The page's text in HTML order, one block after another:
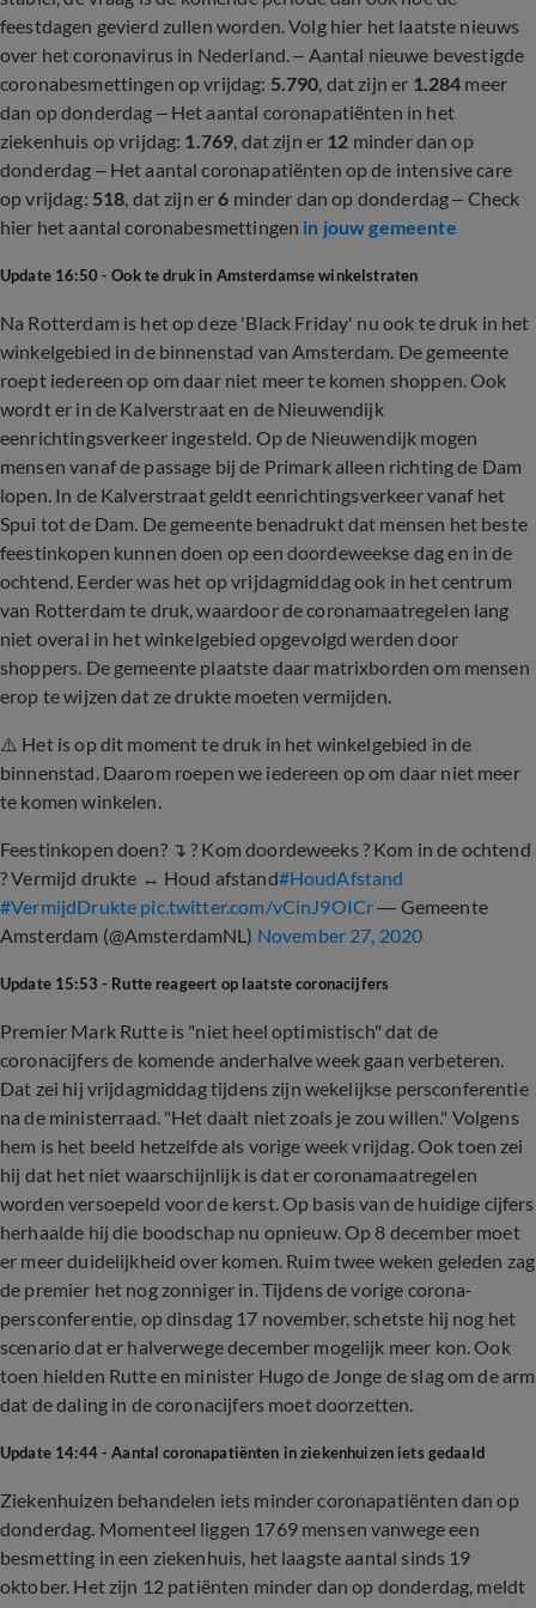
feestdagen gevierd zullen worden. Volg hier het laatste nieuws
over het coronavirus in Nederland. – Aantal nieuwe bevestigde
coronabesmettingen op vrijdag: 5.790, dat zijn er 1.284 meer
dan op donderdag – Het aantal coronapatiënten in het
ziekenhuis op vrijdag: 1.769, dat zijn er 12 minder dan op
donderdag – Het aantal coronapatiënten op de intensive care
op vrijdag: 518, dat zijn er6 minder dan op donderdag – Check
hier het aantal coronabesmettingen in jouw gemeente
Update 16:50 - Ook te druk in Amsterdamse winkelstraten
Na Rotterdam is het op deze 'Black Friday' nu ook te druk in het
winkelgebied in de binnenstad van Amsterdam. De gemeente
roept iedereen op om daar niet meer te komen shoppen. Ook
wordt er in de Kalverstraat en de Nieuwendijk
eenrichtingsverkeer ingesteld. Op de Nieuwendijk mogen
mensen vanaf de passage bij de Primark alleen richting de Dam
lopen. In de Kalverstraat geldt eenrichtingsverkeer vanaf het
Spui tot de Dam. De gemeente benadrukt dat mensen het beste
feestinkopen kunnen doen op een doordeweekse dag en in de
ochtend. Eerder was het op vrijdagmiddag ook in het centrum
van Rotterdam te druk, waardoor de coronamaatregelen lang
niet overal in het winkelgebied opgevolgd werden door
shoppers. De gemeente plaatste daar matrixborden om mensen
erop te wijzen dat ze drukte moeten vermijden.
⚠️ Het is op dit moment te druk in het winkelgebied in de
binnenstad. Daarom roepen we iedereen op om daar niet meer
te komen winkelen.
Feestinkopen doen? ↴ ? Kom doordeweeks ? Kom in de ochtend
? Vermijd drukte ↔️ Houd afstand#HoudAfstand
#VermijdDrukte pic.twitter.com/vCinJ9OICr— Gemeente
Amsterdam (@AmsterdamNL) November 27, 2020
Update 15:53 - Rutte reageert op laatste coronacijfers
Premier Mark Rutte is "niet heel optimistisch" dat de
coronacijfers de komende anderhalve week gaan verbeteren.
Dat zei hij vrijdagmiddag tijdens zijn wekelijkse persconferentie
na de ministerraad. "Het daalt niet zoals je zou willen." Volgens
hem is het beeld hetzelfde als vorige week vrijdag. Ook toen zei
hij dat het niet waarschijnlijk is dat er coronamaatregelen
worden versoepeld voor de kerst. Op basis van de huidige cijfers
herhaalde hij die boodschap nu opnieuw. Op 8 december moet
er meer duidelijkheid over komen. Ruim twee weken geleden zag
de premier het nog zonniger in. Tijdens de vorige corona-
persconferentie, op dinsdag 17 november, schetste hij nog het
scenario dat er halverwege december mogelijk meer kon. Ook
toen hielden Rutte en minister Hugo de Jonge de slag om de arm
dat de daling in de coronacijfers moet doorzetten.
Update 14:44 - Aantal coronapatiënten in ziekenhuizen iets gedaald
Ziekenhuizen behandelen iets minder coronapatiënten dan op
donderdag. Momenteel liggen 1769 mensen vanwege een
besmetting in een ziekenhuis, het laagste aantal sinds 19
oktober. Het zijn 12 patiënten minder dan op donderdag, meldt